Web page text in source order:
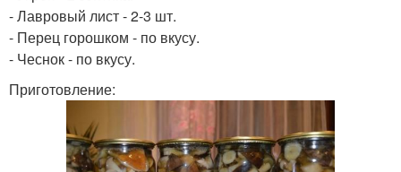
- Лавровый лист - 2-3 шт.
- Перец горошком - по вкусу.
- Чеснок - по вкусу.
Приготовление: